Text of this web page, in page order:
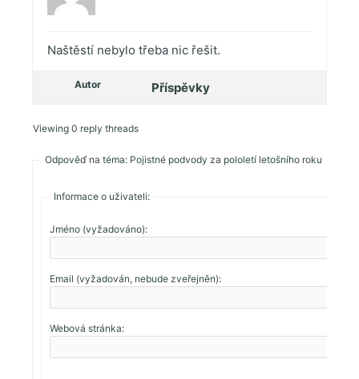
Naštěstí nebylo třeba nic řešit.
Autor Příspěvky
Viewing 0 reply threads
Odpověď na téma: Pojistné podvody za pololetí letošního roku
Informace o uživateli:
Jméno (vyžadováno):
Email (vyžadován, nebude zveřejněn):
Webová stránka: